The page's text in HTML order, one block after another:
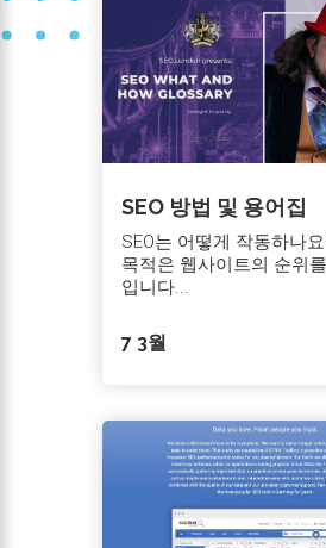
SEO 방법 및 용어집
SEO는 어떻게 작동하나요
목적은 웹사이트의 순위
입니다...
7 3월